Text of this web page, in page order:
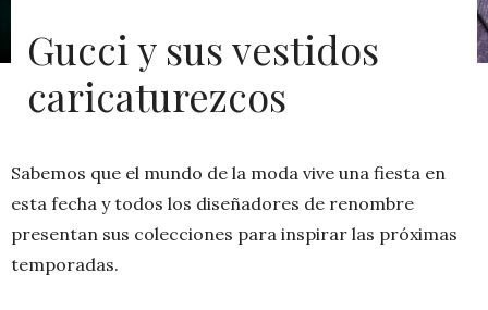
Gucci y sus vestidos
caricaturezcos
Sabemos que el mundo de la moda vive una fiesta en
esta fecha y todos los diseñadores de renombre
presentan sus colecciones para inspirar las próximas
temporadas.